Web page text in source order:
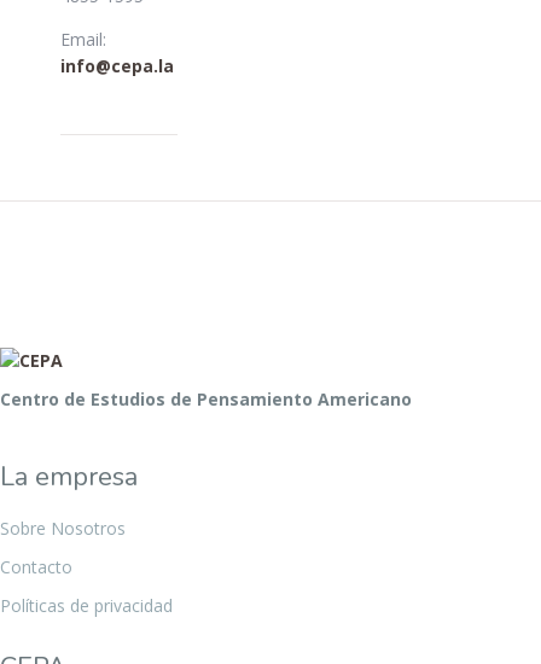
Email:
info@cepa.la
Centro de Estudios de Pensamiento Americano
La empresa
Sobre Nosotros
Contacto
Políticas de privacidad